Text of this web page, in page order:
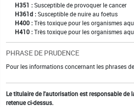
H351 : Susceptible de provoquer le cancer
H361d : Susceptible de nuire au foetus
H400 : Très toxique pour les organismes
H410 : Très toxique pour les organismes
PHRASE DE PRUDENCE
Pour les informations concernant les phrases
Le titulaire de l'autorisation est responsable de
retenue ci-dessus.